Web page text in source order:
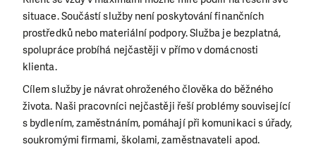
situace. Součástí služby není poskytování finančních
prostředků nebo materiální podpory. Služba je bezplatná,
spolupráce probíhá nejčastěji v přímo v domácnosti
klienta.
Cílem služby je návrat ohroženého člověka do běžného
života. Naši pracovníci nejčastěji řeší problémy související
s bydlením, zaměstnáním, pomáhají při komunikaci s úřady,
soukromými firmami, školami, zaměstnavateli apod.